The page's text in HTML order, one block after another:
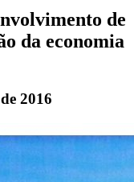
de
da economia
2016